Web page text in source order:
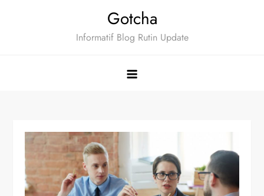
Gotcha
Informatif Blog Rutin Update